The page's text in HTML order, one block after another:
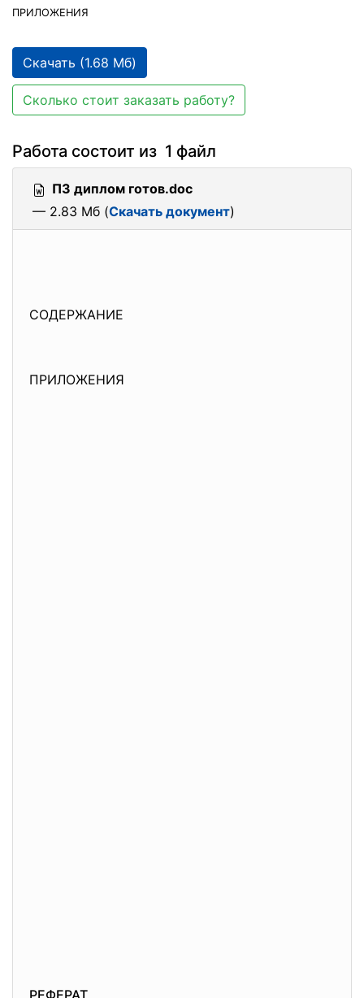
ПРИЛОЖЕНИЯ
Скачать (1.68 Мб)
Сколько стоит заказать работу?
Работа состоит из 1 файл
ПЗ диплом готов.doc
— 2.83 Мб (Скачать документ)
СОДЕРЖАНИЕ
ПРИЛОЖЕНИЯ
РЕФЕРАТ